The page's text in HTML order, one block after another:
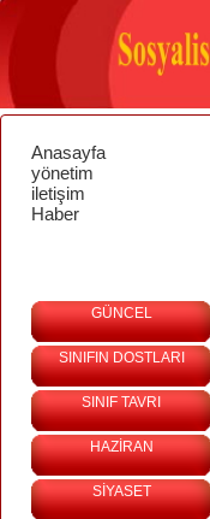
Anasayfa
yönetim
iletişim
Haber
GÜNCEL
SINIFIN DOSTLARI
SINIF TAVRI
HAZİRAN
SİYASET